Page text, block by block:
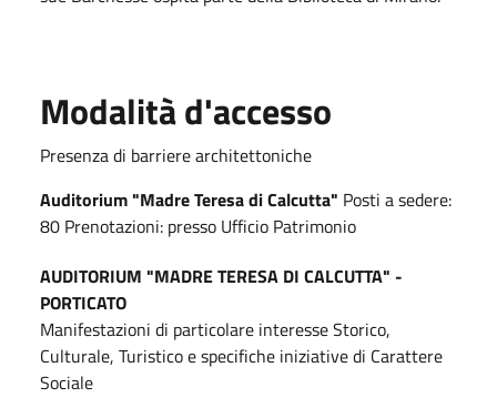
Modalità d'accesso
Presenza di barriere architettoniche
Auditorium "Madre Teresa di Calcutta" Posti a sedere:
80 Prenotazioni: presso Ufficio Patrimonio
AUDITORIUM "MADRE TERESA DI CALCUTTA" -
PORTICATO
Manifestazioni di particolare interesse Storico,
Culturale, Turistico e specifiche iniziative di Carattere
Sociale